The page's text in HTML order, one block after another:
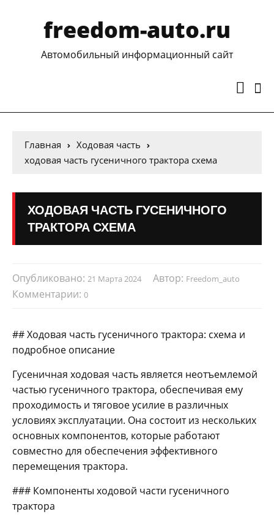
freedom-auto.ru
Автомобильный информационный сайт
Главная
Ходовая часть
ходовая часть гусеничного трактора схема
ХОДОВАЯ ЧАСТЬ ГУСЕНИЧНОГО
ТРАКТОРА СХЕМА
Опубликовано: 21 Марта 2024 Автор: Freedom_auto
Комментарии: 0
## Ходовая часть гусеничного трактора: схема и
подробное описание
Гусеничная ходовая часть является неотъемлемой
частью гусеничного трактора, обеспечивая ему
проходимость и тяговое усилие в различных
условиях эксплуатации. Она состоит из нескольких
основных компонентов, которые работают
совместно для обеспечения эффективного
перемещения трактора.
### Компоненты ходовой части гусеничного
трактора